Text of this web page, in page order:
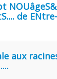
de
aux